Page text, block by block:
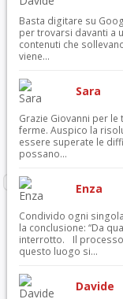
Basta digitare su
per trovarsi davanti a
contenuti che
viene...
Sara
Grazie Giovanni per
ferme. Auspico la
essere superate le
possano...
Enza
Condivido ogni
la conclusione: “Da
interrotto. Il processo
questo luogo si...
Davide